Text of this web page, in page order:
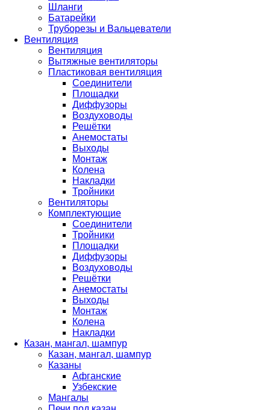
Шланги
Батарейки
Труборезы и Вальцеватели
Вентиляция
Вентиляция
Вытяжные вентиляторы
Пластиковая вентиляция
Соединители
Площадки
Диффузоры
Воздуховоды
Решётки
Анемостаты
Выходы
Монтаж
Колена
Накладки
Тройники
Вентиляторы
Комплектующие
Соединители
Тройники
Площадки
Диффузоры
Воздуховоды
Решётки
Анемостаты
Выходы
Монтаж
Колена
Накладки
Казан, мангал, шампур
Казан, мангал, шампур
Казаны
Афганские
Узбекские
Мангалы